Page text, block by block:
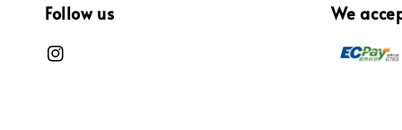
Follow us We